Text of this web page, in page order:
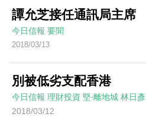
譚允芝接任通訊局主席
今日信報 要聞
2018/03/13
別被低劣支配香港
今日信報 理財投資 堅‧離地城 林日彥
2018/03/12